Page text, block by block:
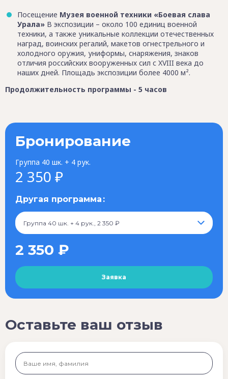
Посещение Музея военной техники «Боевая слава
Урала» В экспозиции – около 100 единиц военной
техники, а также уникальные коллекции отечественных
наград, воинских регалий, макетов огнестрельного и
холодного оружия, униформы, снаряжения, знаков
отличия российских вооруженных сил с XVIII века до
наших дней. Площадь экспозиции более 4000 м².
Продолжительность программы - 5 часов
Бронирование
Группа 40 шк. + 4 рук.
2 350 ₽
Другая программа
Группа 40 шк. + 4 рук., 2 350 ₽
2 350 ₽
Оставьте ваш отзыв